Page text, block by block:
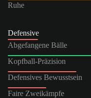
Ruhe
Defensive
Abgefangene Bälle
Kopfball-Präzision
Defensives Bewusstsein
Faire Zweikämpfe